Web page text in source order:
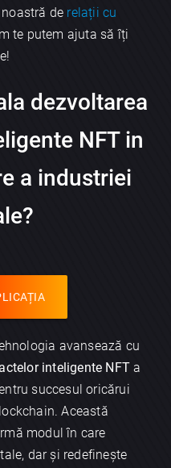
de relații cu
te putem ajuta să îți
dezvoltarea
NFT in
a industriei
avansează cu
inteligente NFT a
succesul oricărui
Această
modul în care
dar și redefinește